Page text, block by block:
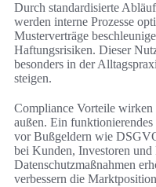
Durch standardisierte
werden interne Prozesse
Musterverträge
Haftungsrisiken. Dieser
besonders in der
steigen.
Compliance Vorteile wirken
außen. Ein
vor Bußgeldern wie
bei Kunden, Investoren und
Datenschutzmaßnahmen
verbessern die